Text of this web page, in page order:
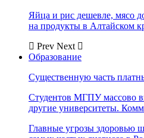
Яйца и рис дешевле, мясо
на продукты в Алтайском
Prev Next
Образование
Существенную часть
Студентов МГПУ массово
другие университеты.
Главные угрозы здоровью